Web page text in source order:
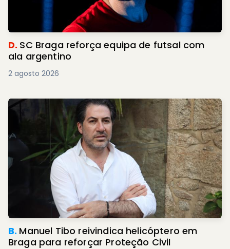
D. SC Braga reforça equipa de futsal com
ala argentino
2 agosto 2026
B. Manuel Tibo reivindica helicóptero em
Braga para reforçar Proteção Civil